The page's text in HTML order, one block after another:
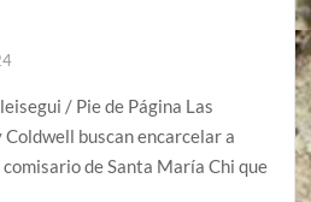
/ Pie de Página Las
buscan encarcelar a
de Santa María Chi que